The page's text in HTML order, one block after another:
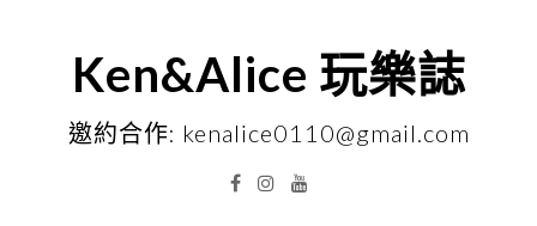
Ken&Alice 玩樂誌
邀約合作: kenalice0110@gmail.com
FacebookInstagramYouTube